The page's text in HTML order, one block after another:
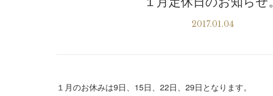
2017.01.04
１月のお休みは9日、15日、22日、29日となります。